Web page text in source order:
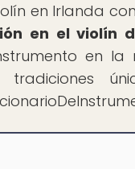
en Irlanda
en el violín
en la